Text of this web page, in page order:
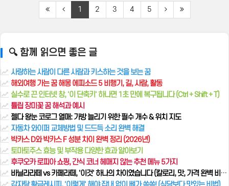
1 2 3 4 5
🔍 함께 읽으면 좋은 글
사랑하는 사람이 다른 사람과 키스하는 것을 보는 꿈
해외여행 가는 꿈 해몽 에피소드 5 비행기, 길, 사람, 활동
실수로 끈 인터넷 창, '이 단축키' 하나면 1초 만에 복구됩니다 (Ctrl + Shift + T)
튤립 장미꽃 꿈 해석과 예시
젤다 왕눈 코로그 열매: 가방 늘리기 위한 필수 개수 & 위치 지도
자동차 와이퍼 교체방법 및 드드득 소리 완벽 해결
박카스 D와 박카스 F 성분 차이 완벽 정리 (2026년)
토마토주스 효능 및 부작용 다양한 효과 알아보기
후쿠오카 로피아 쇼핑, 간식 코너 헤매지 않는 추천 메뉴 5가지
바닐라라떼 vs 카페라떼, '이것' 하나의 차이였습니다 (칼로리, 맛, 가격 완벽 비교)